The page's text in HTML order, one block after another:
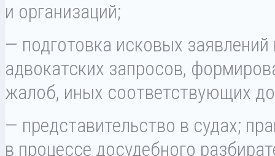
и организаций;
— подготовка исковых
адвокатских запросов,
жалоб, иных соответствующих
— представительство в судах;
в процессе досудебного